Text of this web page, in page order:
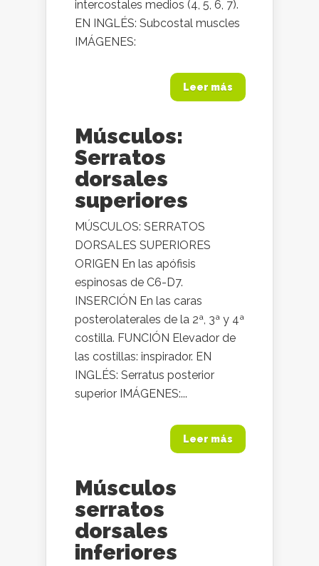
intercostales medios (4, 5, 6, 7).
EN INGLÉS: Subcostal muscles
IMÁGENES:
Leer más
Músculos:
Serratos
dorsales
superiores
MÚSCULOS: SERRATOS
DORSALES SUPERIORES
ORIGEN En las apófisis
espinosas de C6-D7.
INSERCIÓN En las caras
posterolaterales de la 2ª, 3ª y 4ª
costilla. FUNCIÓN Elevador de
las costillas: inspirador. EN
INGLÉS: Serratus posterior
superior IMÁGENES:...
Leer más
Músculos
serratos
dorsales
inferiores